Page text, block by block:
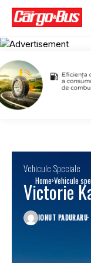
Home Vehicule
Vehicule Speciale
Victorie
IONUT PADURARU